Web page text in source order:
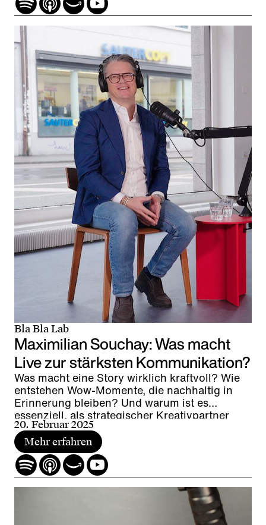
Bla Bla Lab
Maximilian Souchay: Was macht
Live zur stärksten Kommunikation?
Was macht eine Story wirklich kraftvoll? Wie
entstehen Wow-Momente, die nachhaltig in
Erinnerung bleiben? Und warum ist es
essenziell, als strategischer Kreativpartner
mitzudenken und jedes Projekt mit
Leidenschaft zu gestalten?
20. Februar 2025
Mehr erfahren